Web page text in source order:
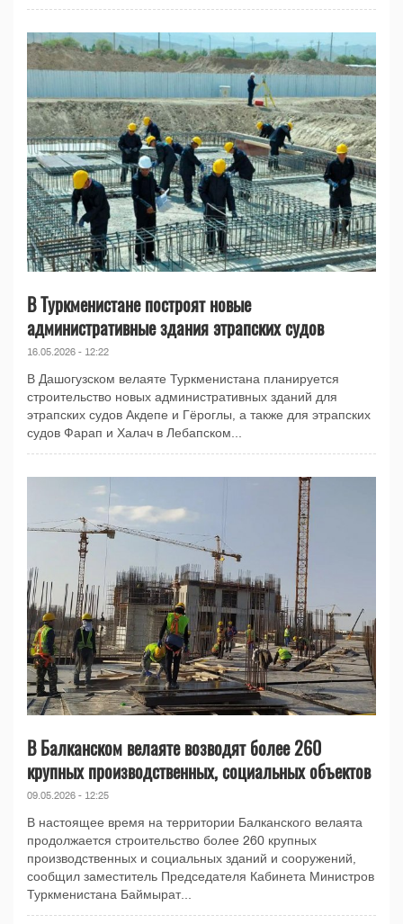
В Туркменистане построят новые
административные здания этрапских судов
16.05.2026 - 12:22
В Дашогузском велаяте Туркменистана планируется
строительство новых административных зданий для
этрапских судов Акдепе и Гёроглы, а также для этрапских
судов Фарап и Халач в Лебапском...
В Балканском велаяте возводят более 260
крупных производственных, социальных объектов
09.05.2026 - 12:25
В настоящее время на территории Балканского велаята
продолжается строительство более 260 крупных
производственных и социальных зданий и сооружений,
сообщил заместитель Председателя Кабинета Министров
Туркменистана Баймырат...